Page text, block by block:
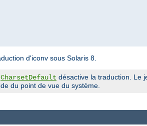
d'iconv sous Solaris 8.
CharsetDefault désactive la traduction. Le
du point de vue du système.